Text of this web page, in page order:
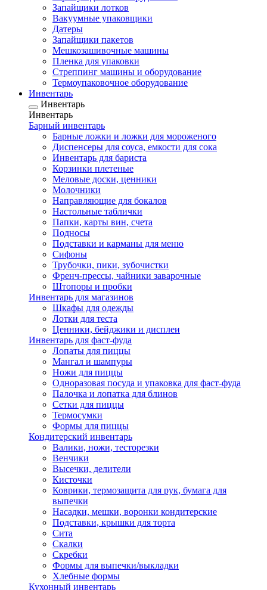
Запайщики лотков
Вакуумные упаковщики
Датеры
Запайщики пакетов
Мешкозашивочные машины
Пленка для упаковки
Стреппинг машины и оборудование
Термоупаковочное оборудование
Инвентарь
Инвентарь
Инвентарь
Барный инвентарь
Барные ложки и ложки для мороженого
Диспенсеры для соуса, емкости для сока
Инвентарь для бариста
Корзинки плетеные
Меловые доски, ценники
Молочники
Направляющие для бокалов
Настольные таблички
Папки, карты вин, счета
Подносы
Подставки и карманы для меню
Сифоны
Трубочки, пики, зубочистки
Френч-прессы, чайники заварочные
Штопоры и пробки
Инвентарь для магазинов
Шкафы для одежды
Лотки для теста
Ценники, бейджики и дисплеи
Инвентарь для фаст-фуда
Лопаты для пиццы
Мангал и шампуры
Ножи для пиццы
Одноразовая посуда и упаковка для фаст-фуда
Палочка и лопатка для блинов
Сетки для пиццы
Термосумки
Формы для пиццы
Кондитерский инвентарь
Валики, ножи, тесторезки
Венчики
Высечки, делители
Кисточки
Коврики, термозащита для рук, бумага для
выпечки
Насадки, мешки, воронки кондитерские
Подставки, крышки для торта
Сита
Скалки
Скребки
Формы для выпечки/выкладки
Хлебные формы
Кухонный инвентарь